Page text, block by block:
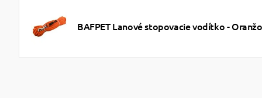
BAFPET Lanové stopovacie vodítko -